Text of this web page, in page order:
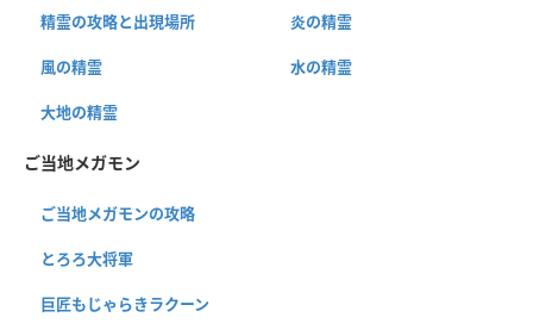
精霊の攻略と出現場所 炎の精霊
風の精霊 水の精霊
大地の精霊
ご当地メガモン
ご当地メガモンの攻略
とろろ大将軍
巨匠もじゃらきラクーン